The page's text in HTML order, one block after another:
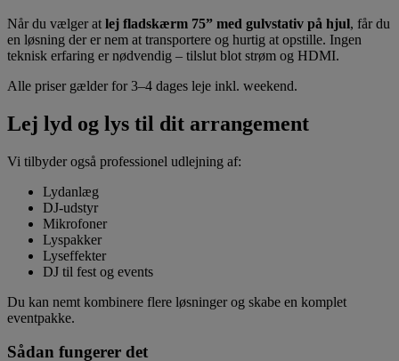
Når du vælger at lej fladskærm 75” med gulvstativ på hjul, får du
en løsning der er nem at transportere og hurtig at opstille. Ingen
teknisk erfaring er nødvendig – tilslut blot strøm og HDMI.
Alle priser gælder for 3–4 dages leje inkl. weekend.
Lej lyd og lys til dit arrangement
Vi tilbyder også professionel udlejning af:
Lydanlæg
DJ-udstyr
Mikrofoner
Lyspakker
Lyseffekter
DJ til fest og events
Du kan nemt kombinere flere løsninger og skabe en komplet
eventpakke.
Sådan fungerer det